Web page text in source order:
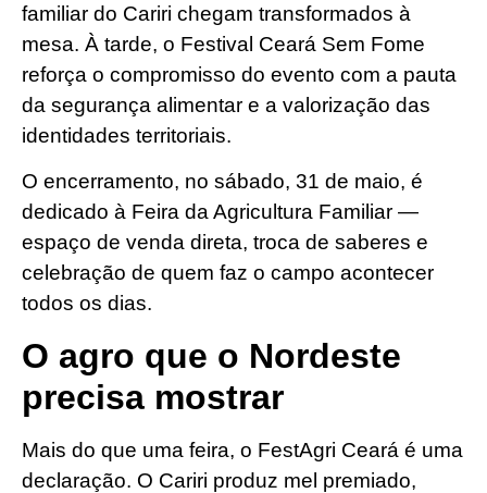
familiar do Cariri chegam transformados à
mesa. À tarde, o Festival Ceará Sem Fome
reforça o compromisso do evento com a pauta
da segurança alimentar e a valorização das
identidades territoriais.
O encerramento, no sábado, 31 de maio, é
dedicado à Feira da Agricultura Familiar —
espaço de venda direta, troca de saberes e
celebração de quem faz o campo acontecer
todos os dias.
O agro que o Nordeste
precisa mostrar
Mais do que uma feira, o FestAgri Ceará é uma
declaração. O Cariri produz mel premiado,